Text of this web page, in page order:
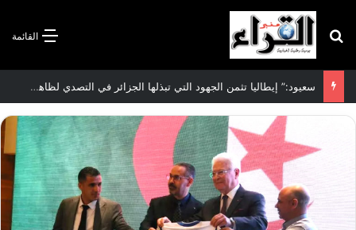
القائمة بحث عن
سعيود:” إيطاليا تثمن الجهود التي تبذلها الجزائر في التصدي لظاهرة الهجرة غير الشرعية”